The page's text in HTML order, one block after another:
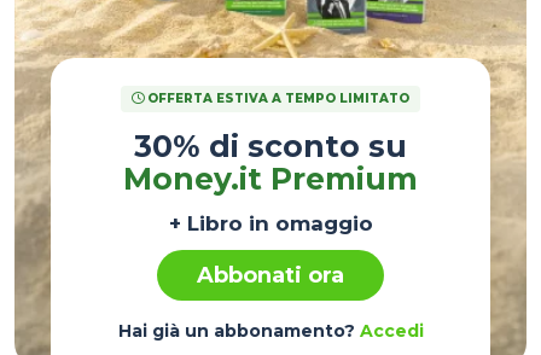
OFFERTA ESTIVA A TEMPO LIMITATO
30% di sconto su
Money.it Premium
+ Libro in omaggio
Abbonati ora
Hai già un abbonamento? Accedi